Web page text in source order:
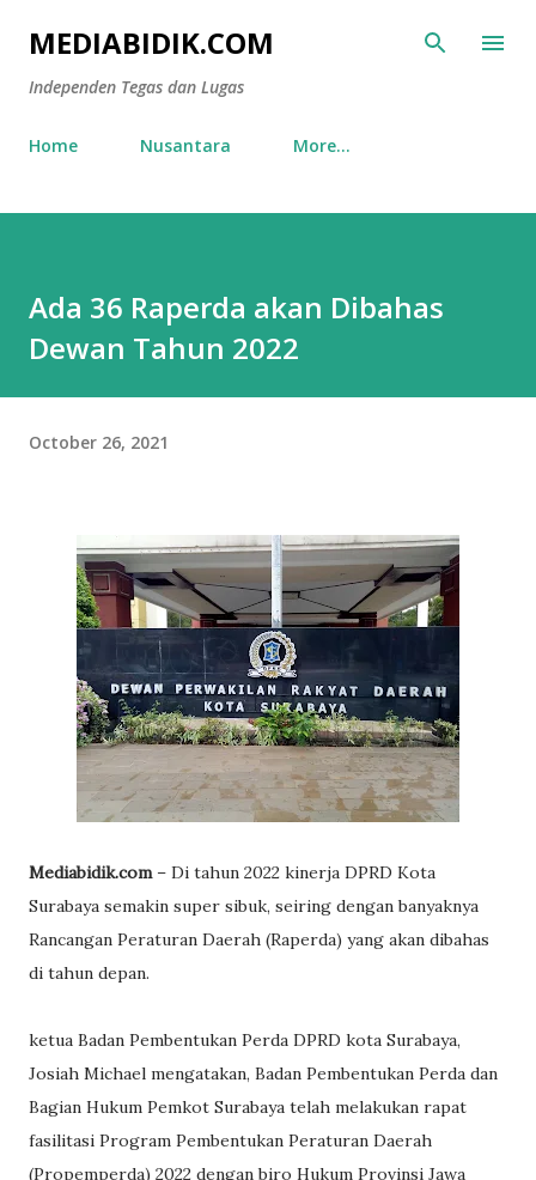
Skip to main content
MEDIABIDIK.COM
Independen Tegas dan Lugas
Home Nusantara More…
Ada 36 Raperda akan Dibahas
Dewan Tahun 2022
October 26, 2021
Mediabidik.com– Di tahun 2022 kinerja DPRD Kota
Surabaya semakin super sibuk, seiring dengan banyaknya
Rancangan Peraturan Daerah (Raperda) yang akan dibahas
di tahun depan.
ketua Badan Pembentukan Perda DPRD kota Surabaya,
Josiah Michael mengatakan, Badan Pembentukan Perda dan
Bagian Hukum Pemkot Surabaya telah melakukan rapat
fasilitasi Program Pembentukan Peraturan Daerah
(Propemperda) 2022 dengan biro Hukum Provinsi Jawa